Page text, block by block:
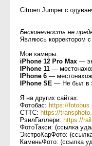
Citroen Jumper с
Бесконечность не
Являюсь корректором
Мои камеры:
iPhone 12 Pro Max —
IPhone 11 —
IPhone 6 —
IPhone SE — Не был в
Я на других сайтах:
Фотобас: https://
СТТС: https://
РэилГаллери: https://
ФотоТакси: (ссылка
ЭкстроКарФото:
КаменьФото: (ссылка